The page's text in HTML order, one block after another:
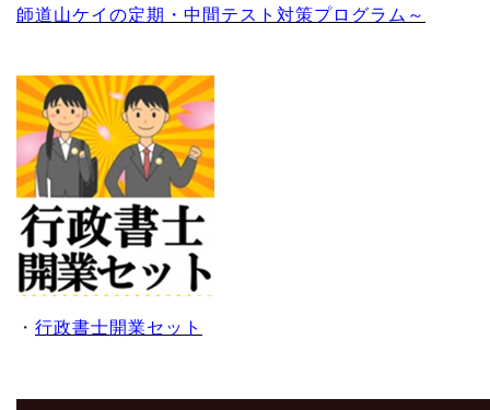
師道山ケイの定期・中間テスト対策プログラム～
・ 行政書士開業セット